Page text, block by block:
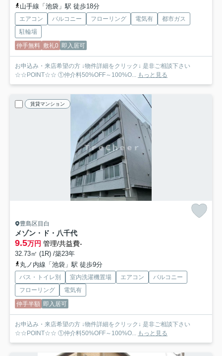
山手線「池袋」駅 徒歩18分
エアコン バルコニー フローリング 電気有
都市ガス
駐輪場
仲手無料 敷礼0 即入居可
お申込み・来店希望の方 ↓物件詳細をクリック↓ 是非ご相談下さい
☆☆POINT☆☆ ①仲介料50%OFF～100%O... もっと見る
賃貸マンション
豊島区目白
メゾン・ド・八千代
9.5万円 管理/共益費-
32.73㎡ (1R) /築23年
丸ノ内線「池袋」駅 徒歩9分
バス・トイレ別 室内洗濯機置場 エアコン
バルコニー
フローリング
電気有
仲手半額 即入居可
お申込み・来店希望の方 ↓物件詳細をクリック↓ 是非ご相談下さい
☆☆POINT☆☆ ①仲介料50%OFF～100%O... もっと見る